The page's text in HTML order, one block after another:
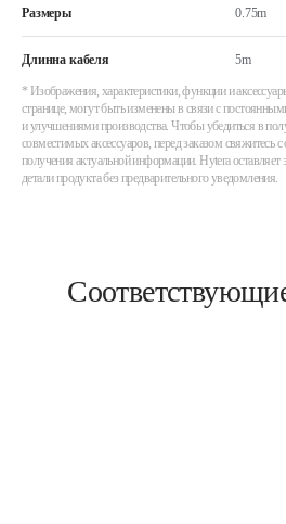
Размеры 0.75m
Длинна кабеля 5m
* Изображения, характеристики, функции и
странице, могут быть изменены в связи с
и улучшениями производства. Чтобы убедиться в
совместимых аксессуаров, перед заказом свяжитесь
получения актуальной информации. Hytera оставляет
детали продукта без предварительного уведомления.